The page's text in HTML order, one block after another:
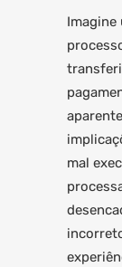
Imagine
mal